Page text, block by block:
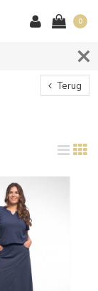
0
Terug